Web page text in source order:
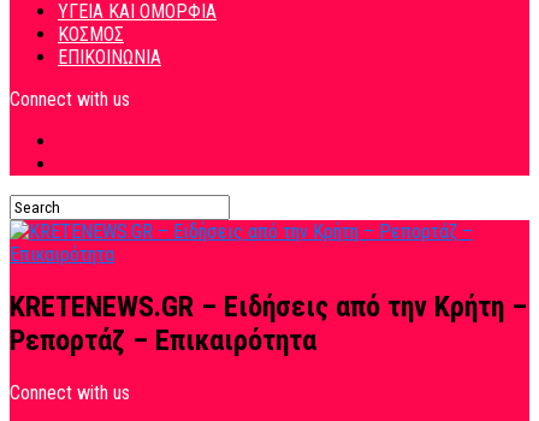
ΥΓΕΙΑ ΚΑΙ ΟΜΟΡΦΙΑ
ΚΟΣΜΟΣ
ΕΠΙΚΟΙΝΩΝΙΑ
Connect with us
KRETENEWS.GR – Ειδήσεις από την Κρήτη –
Ρεπορτάζ – Επικαιρότητα
Connect with us